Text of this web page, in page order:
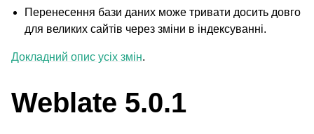
Перенесення бази даних може тривати досить довго
для великих сайтів через зміни в індексуванні.
Докладний опис усіх змін.
Weblate 5.0.1